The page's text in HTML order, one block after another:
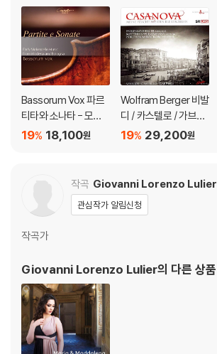
Bassorum Vox 파르
티타와 소나타 - 모데
나와 볼로냐의 초기 첼
ello Music From Mo
dena And Bologna)
바소룸 복스
18,100원
19%
Wolfram Berger 비발
디 / 카스텔로 / 가브리
엘리: 카사노바 - 탈옥
nova - Meine Flucht
Aus Den Bleidacher
n)
29,200원
19%
작곡 Giovanni Lorenzo Lulier
관심작가 알림신청
작곡가
Giovanni Lorenzo Lulier의 다른 상품